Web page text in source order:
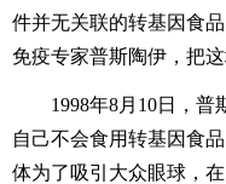
件并无关联的转基因食
免疫专家普斯陶伊，把
1998年8月10日，普
自己不会食用转基因食
体为了吸引大众眼球，